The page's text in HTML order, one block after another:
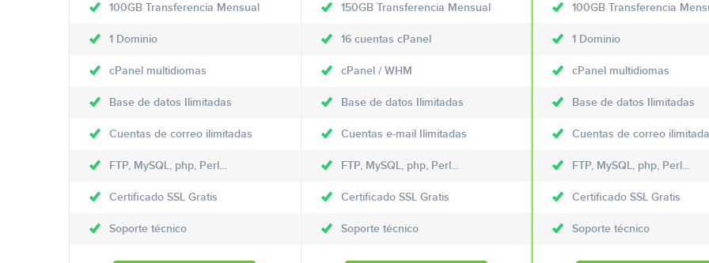
100GB Transferencia Mensual
1 Dominio
cPanel multidiomas
Base de datos Ilimitadas
Cuentas de correo ilimitadas
FTP, MySQL, php, Perl...
Certificado SSL Gratis
Soporte técnico
150GB Transferencia Mensual
16 cuentas cPanel
cPanel / WHM
Base de datos Ilimitadas
Cuentas e-mail Ilimitadas
FTP, MySQL, php, Perl...
Certificado SSL Gratis
Soporte técnico
100GB Transferencia
1 Dominio
cPanel multidiomas
Base de datos Ilimitadas
Cuentas de correo
FTP, MySQL, php, Perl...
Certificado SSL Gratis
Soporte técnico